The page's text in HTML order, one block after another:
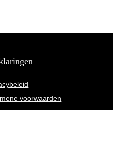
voorwaarden
openbaarmaking